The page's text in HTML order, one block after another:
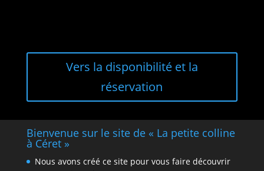
Vers la disponibilité et la
réservation
Bienvenue sur le site de « La petite colline
à Céret »
Nous avons créé ce site pour vous faire découvrir